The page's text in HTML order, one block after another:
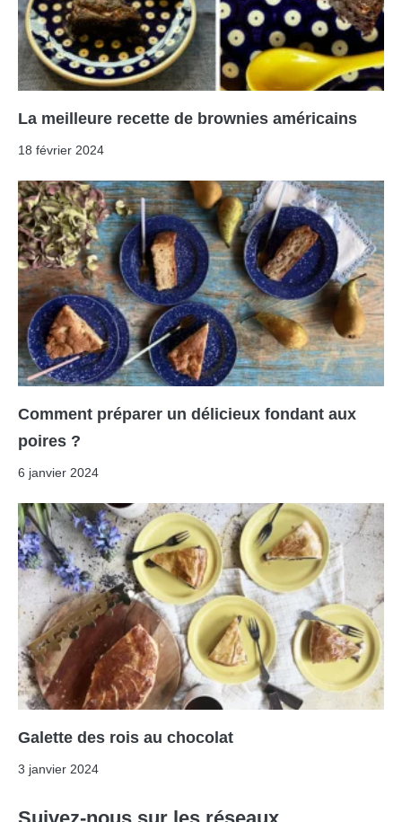
La meilleure recette de brownies américains
18 février 2024
Comment préparer un délicieux fondant aux
poires ?
6 janvier 2024
Galette des rois au chocolat
3 janvier 2024